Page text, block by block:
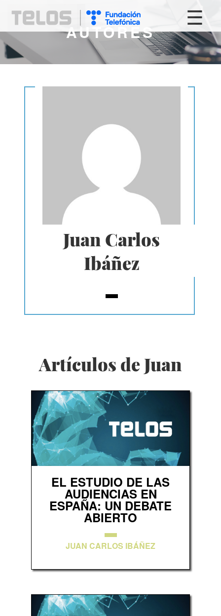
☰
AUTORES
Juan Carlos
Ibáñez
Artículos de Juan
EL ESTUDIO DE LAS
AUDIENCIAS EN
ESPAÑA: UN DEBATE
ABIERTO
JUAN CARLOS IBÁÑEZ